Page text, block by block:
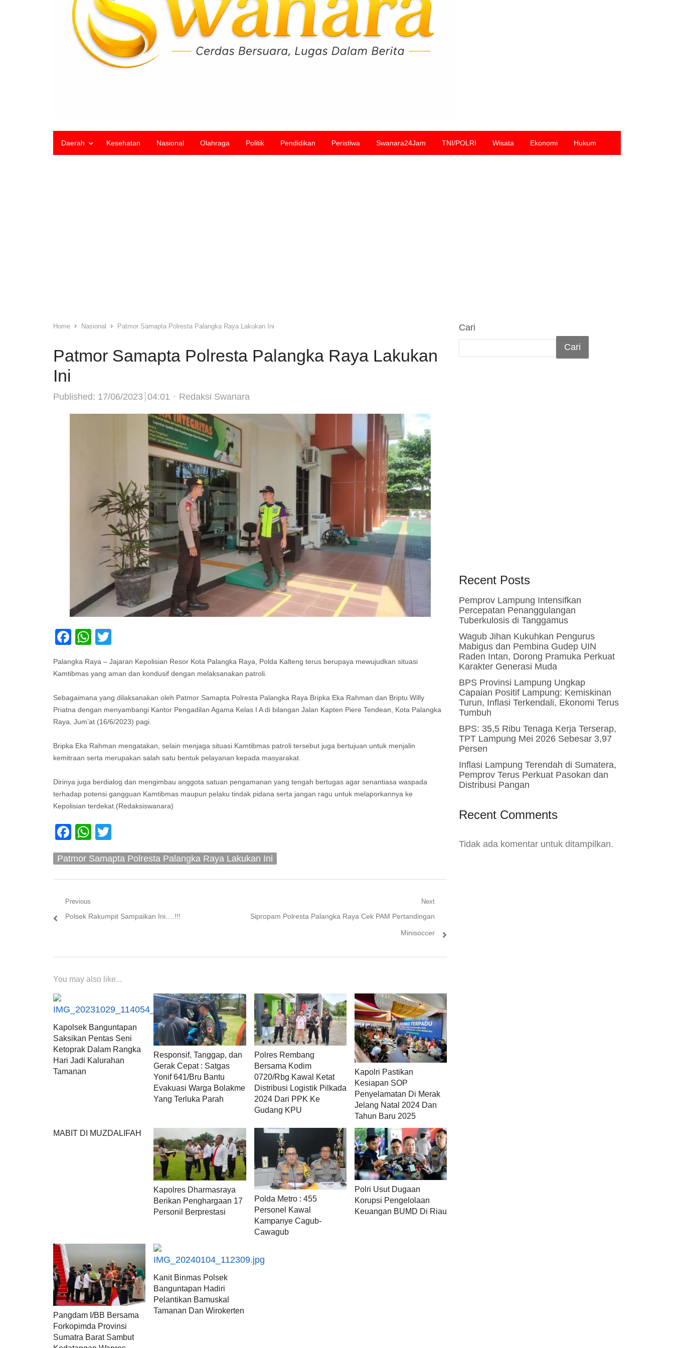
Daerah Kesehatan Nasional Olahraga Politik Pendidikan Peristiwa Swanara24Jam TNI/POLRI Wisata Ekonomi Hukum
Home Nasional Patmor Samapta Polresta Palangka Raya Lakukan Ini
Patmor Samapta Polresta Palangka Raya Lakukan
Ini
Published: 17/06/2023 04:01 Author
Redaksi Swanara
Facebook
WhatsApp
Palangka Raya – Jajaran Kepolisian Resor Kota Palangka Raya, Polda Kalteng terus berupaya mewujudkan situasi
Kamtibmas yang aman dan kondusif dengan melaksanakan patroli.
Sebagaimana yang dilaksanakan oleh Patmor Samapta Polresta Palangka Raya Bripka Eka Rahman dan Briptu Willy
Priatna dengan menyambangi Kantor Pengadilan Agama Kelas I A di bilangan Jalan Kapten Piere Tendean, Kota Palangka
Raya, Jum’at (16/6/2023) pagi.
Bripka Eka Rahman mengatakan, selain menjaga situasi Kamtibmas patroli tersebut juga bertujuan untuk menjalin
kemitraan serta merupakan salah satu bentuk pelayanan kepada masyarakat.
Dirinya juga berdialog dan mengimbau anggota satuan pengamanan yang tengah bertugas agar senantiasa waspada
terhadap potensi gangguan Kamtibmas maupun pelaku tindak pidana serta jangan ragu untuk melaporkannya ke
Kepolisian terdekat.(Redaksiswanara)
Facebook
WhatsApp
Patmor Samapta Polresta Palangka Raya Lakukan Ini
Navigasi
pos
Previous
Previous
Polsek Rakumpit Sampaikan Ini….!!!
Next
Next
Sipropam Polresta Palangka Raya Cek PAM Pertandingan
Minisoccer
You may also like...
Kapolsek Banguntapan
Saksikan Pentas Seni
Ketoprak Dalam Rangka
Hari Jadi Kalurahan
Tamanan
Responsif, Tanggap, dan
Gerak Cepat : Satgas
Yonif 641/Bru Bantu
Evakuasi Warga Bolakme
Yang Terluka Parah
Polres Rembang
Bersama Kodim
0720/Rbg Kawal Ketat
Distribusi Logistik Pilkada
2024 Dari PPK Ke
Gudang KPU
Kapolri Pastikan
Kesiapan SOP
Penyelamatan Di Merak
Jelang Natal 2024 Dan
Tahun Baru 2025
MABIT DI MUZDALIFAH
Kapolres Dharmasraya
Berikan Penghargaan 17
Personil Berprestasi
Polda Metro : 455
Personel Kawal
Kampanye Cagub-
Cawagub
Polri Usut Dugaan
Korupsi Pengelolaan
Keuangan BUMD Di Riau
Pangdam I/BB Bersama
Forkopimda Provinsi
Sumatra Barat Sambut
Kanit Binmas Polsek
Banguntapan Hadiri
Pelantikan Bamuskal
Tamanan Dan Wirokerten
Cari
Cari
Recent Posts
Pemprov Lampung Intensifkan
Percepatan Penanggulangan
Tuberkulosis di Tanggamus
Wagub Jihan Kukuhkan Pengurus
Mabigus dan Pembina Gudep UIN
Raden Intan, Dorong Pramuka Perkuat
Karakter Generasi Muda
BPS Provinsi Lampung Ungkap
Capaian Positif Lampung: Kemiskinan
Turun, Inflasi Terkendali, Ekonomi Terus
Tumbuh
BPS: 35,5 Ribu Tenaga Kerja Terserap,
TPT Lampung Mei 2026 Sebesar 3,97
Persen
Inflasi Lampung Terendah di Sumatera,
Pemprov Terus Perkuat Pasokan dan
Distribusi Pangan
Recent Comments
Tidak ada komentar untuk ditampilkan.